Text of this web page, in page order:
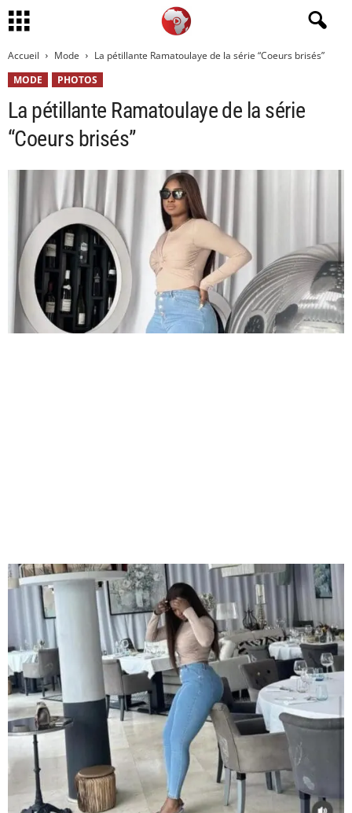
Accueil Mode
La pétillante Ramatoulaye de la série “Coeurs brisés”
MODE
PHOTOS
La pétillante Ramatoulaye de la série
“Coeurs brisés”